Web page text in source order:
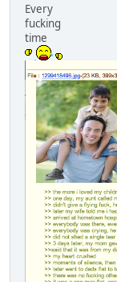
Every
fucking
time